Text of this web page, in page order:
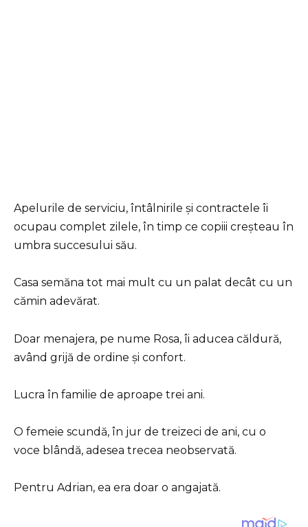
Apelurile de serviciu, întâlnirile și contractele îi
ocupau complet zilele, în timp ce copiii creșteau în
umbra succesului său.
Casa semăna tot mai mult cu un palat decât cu un
cămin adevărat.
Doar menajera, pe nume Rosa, îi aducea căldură,
având grijă de ordine și confort.
Lucra în familie de aproape trei ani.
O femeie scundă, în jur de treizeci de ani, cu o
voce blândă, adesea trecea neobservată.
Pentru Adrian, ea era doar o angajată.